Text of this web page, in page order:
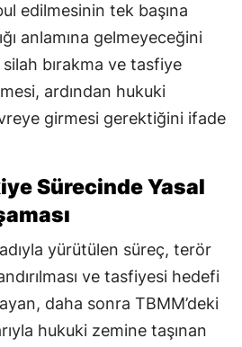
edilmesinin tek başına
anlamına gelmeyeceğini
bırakma ve tasfiye
ardından hukuki
girmesi gerektiğini ifade
Sürecinde Yasal
yürütülen süreç, terör
ve tasfiyesi hedefi
daha sonra TBMM’deki
hukuki zemine taşınan